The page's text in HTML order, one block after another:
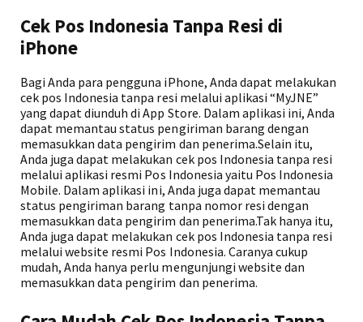
Cek Pos Indonesia Tanpa Resi di
iPhone
Bagi Anda para pengguna iPhone, Anda dapat melakukan
cek pos Indonesia tanpa resi melalui aplikasi “MyJNE”
yang dapat diunduh di App Store. Dalam aplikasi ini, Anda
dapat memantau status pengiriman barang dengan
memasukkan data pengirim dan penerima.Selain itu,
Anda juga dapat melakukan cek pos Indonesia tanpa resi
melalui aplikasi resmi Pos Indonesia yaitu Pos Indonesia
Mobile. Dalam aplikasi ini, Anda juga dapat memantau
status pengiriman barang tanpa nomor resi dengan
memasukkan data pengirim dan penerima.Tak hanya itu,
Anda juga dapat melakukan cek pos Indonesia tanpa resi
melalui website resmi Pos Indonesia. Caranya cukup
mudah, Anda hanya perlu mengunjungi website dan
memasukkan data pengirim dan penerima.